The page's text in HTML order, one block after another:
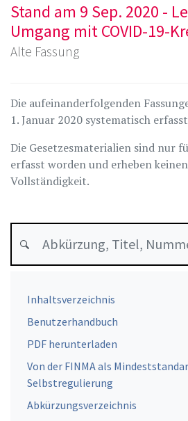
Stand am 9 Sep. 2020 -
Umgang mit COVID-19-
Alte Fassung
Die aufeinanderfolgenden
1. Januar 2020 systematisch
Die Gesetzesmaterialien sind nur
erfasst worden und erheben
Vollständigkeit.
Inhaltsverzeichnis
Benutzerhandbuch
PDF herunterladen
Von der FINMA als
Selbstregulierung
Abkürzungsverzeichnis